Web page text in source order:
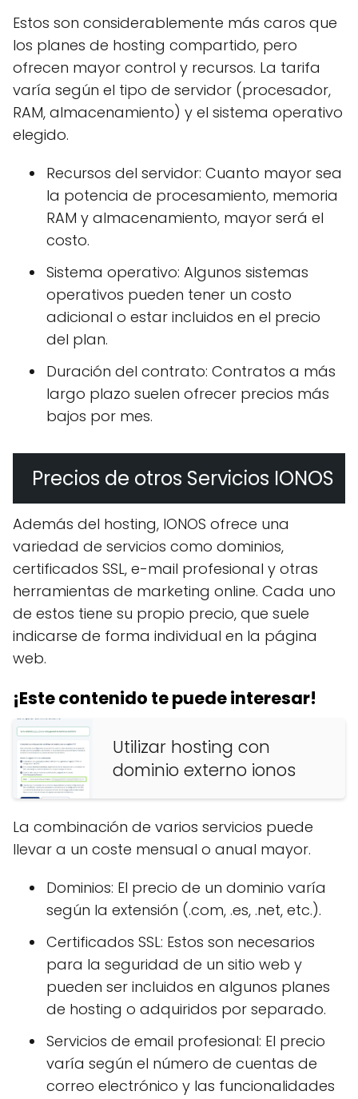
Estos son considerablemente más caros que
los planes de hosting compartido, pero
ofrecen mayor control y recursos. La tarifa
varía según el tipo de servidor (procesador,
RAM, almacenamiento) y el sistema operativo
elegido.
Recursos del servidor: Cuanto mayor sea
la potencia de procesamiento, memoria
RAM y almacenamiento, mayor será el
costo.
Sistema operativo: Algunos sistemas
operativos pueden tener un costo
adicional o estar incluidos en el precio
del plan.
Duración del contrato: Contratos a más
largo plazo suelen ofrecer precios más
bajos por mes.
Precios de otros Servicios IONOS
Además del hosting, IONOS ofrece una
variedad de servicios como dominios,
certificados SSL, e-mail profesional y otras
herramientas de marketing online. Cada uno
de estos tiene su propio precio, que suele
indicarse de forma individual en la página
web.
¡Este contenido te puede interesar!
Utilizar hosting con
dominio externo ionos
La combinación de varios servicios puede
llevar a un coste mensual o anual mayor.
Dominios: El precio de un dominio varía
según la extensión (.com, .es, .net, etc.).
Certificados SSL: Estos son necesarios
para la seguridad de un sitio web y
pueden ser incluidos en algunos planes
de hosting o adquiridos por separado.
Servicios de email profesional: El precio
varía según el número de cuentas de
correo electrónico y las funcionalidades